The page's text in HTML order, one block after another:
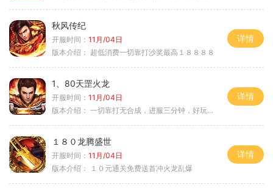
秋风传纪
开服时间： 11月/04日
版本介绍： 超低消费一切靠打沙奖最高１８８８８
详情
1、80天罡火龙
开服时间： 11月/04日
版本介绍： 一切靠打无合成，进服三分钟，好玩一整年。
详情
１８０龙腾盛世
开服时间： 11月/04日
版本介绍：
１０元通关免费送首冲火龙乱爆
详情